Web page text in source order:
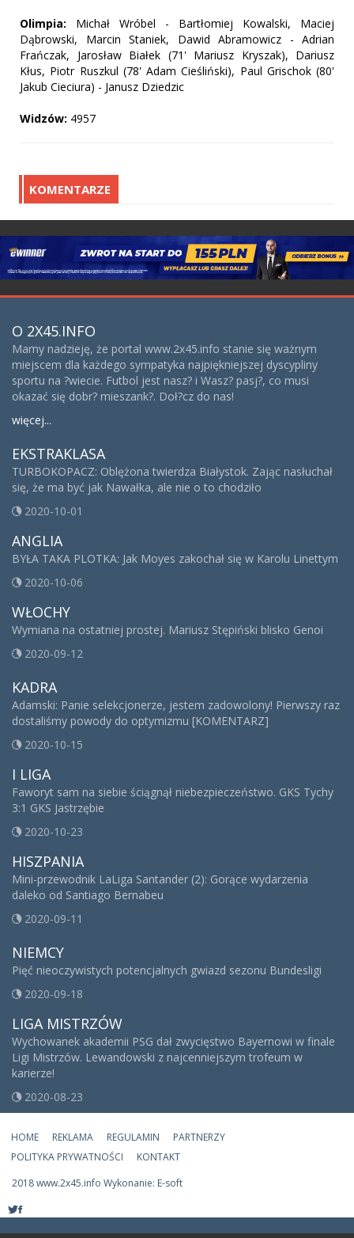
Olimpia: Michał Wróbel - Bartłomiej Kowalski, Maciej
Dąbrowski, Marcin Staniek, Dawid Abramowicz - Adrian
Frańczak, Jarosław Białek (71' Mariusz Kryszak), Dariusz
Kłus, Piotr Ruszkul (78' Adam Cieśliński), Paul Grischok (80'
Jakub Cieciura) - Janusz Dziedzic
Widzów: 4957
KOMENTARZE
O 2X45.INFO
Mamy nadzieję, że portal www.2x45.info stanie się ważnym
miejscem dla każdego sympatyka najpiękniejszej dyscypliny
sportu na ?wiecie. Futbol jest nasz? i Wasz? pasj?, co musi
okazać się dobr? mieszank?. Doł?cz do nas!
więcej...
EKSTRAKLASA
TURBOKOPACZ: Oblężona twierdza Białystok. Zając nasłuchał
się, że ma być jak Nawałka, ale nie o to chodziło
2020-10-01
ANGLIA
BYŁA TAKA PLOTKA: Jak Moyes zakochał się w Karolu Linettym
2020-10-06
WŁOCHY
Wymiana na ostatniej prostej. Mariusz Stępiński blisko Genoi
2020-09-12
KADRA
Adamski: Panie selekcjonerze, jestem zadowolony! Pierwszy raz
dostaliśmy powody do optymizmu [KOMENTARZ]
2020-10-15
I LIGA
Faworyt sam na siebie ściągnął niebezpieczeństwo. GKS Tychy
3:1 GKS Jastrzębie
2020-10-23
HISZPANIA
Mini-przewodnik LaLiga Santander (2): Gorące wydarzenia
daleko od Santiago Bernabeu
2020-09-11
NIEMCY
Pięć nieoczywistych potencjalnych gwiazd sezonu Bundesligi
2020-09-18
LIGA MISTRZÓW
Wychowanek akademii PSG dał zwycięstwo Bayernowi w finale
Ligi Mistrzów. Lewandowski z najcenniejszym trofeum w
karierze!
2020-08-23
HOME REKLAMA REGULAMIN
PARTNERZY
POLITYKA PRYWATNOŚCI
KONTAKT
2018 www.2x45.info Wykonanie: E-soft